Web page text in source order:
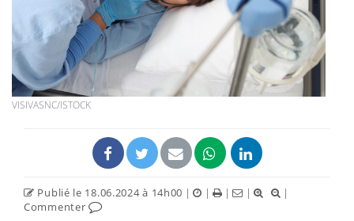
VISIVASNC/ISTOCK
Publié le 18.06.2024 à 14h00 | | | |
|
Commenter